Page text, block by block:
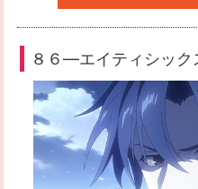
８６―エイティシッ